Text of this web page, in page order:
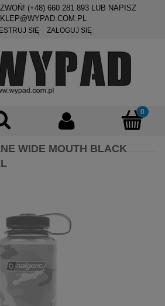
(+48) 660 281 893LUB NAPISZ
SIĘ ZALOGUJ SIĘ
WIDE MOUTH BLACK